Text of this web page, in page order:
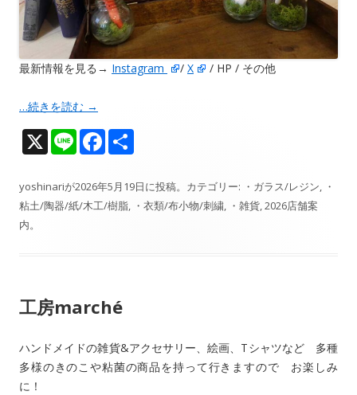
最新情報を見る→ Instagram / X / HP / その他
…続きを読む →
X Li
e
F
e
b
k
yoshinariが2026年5月19日に投稿。カテゴリー: ・ガラス/レジン, ・
粘土/陶器/紙/木工/樹脂, ・衣類/布小物/刺繍, ・雑貨,2026店舗案
内。
工房marché
ハンドメイドの雑貨&アクセサリー、絵画、Tシャツなど 多種
多様のきのこや粘菌の商品を持って行きますので お楽しみ
に！